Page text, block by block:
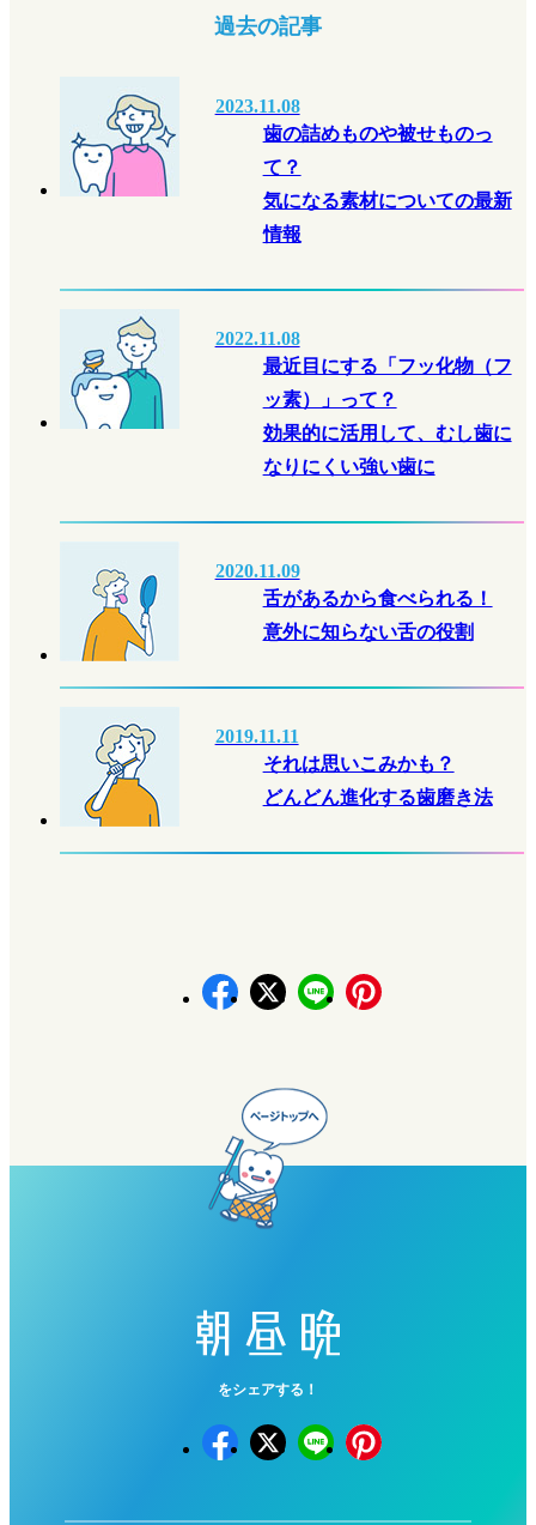
過去の記事
2023.11.08
歯の詰めものや被せものっ
て？
気になる素材についての最新
情報
2022.11.08
最近目にする「フッ化物（フ
ッ素）」って？
効果的に活用して、むし歯に
なりにくい強い歯に
2020.11.09
舌があるから食べられる！
意外に知らない舌の役割
2019.11.11
それは思いこみかも？
どんどん進化する歯磨き法
をシェアする！